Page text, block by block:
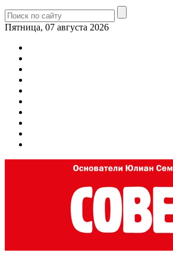
Пятница, 07 августа 2026